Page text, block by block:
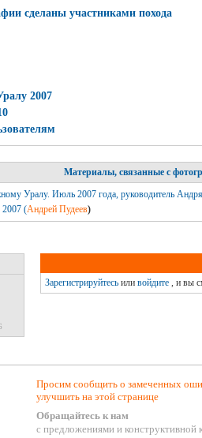
сделаны участниками похода
2007
Материалы, связанные с
Уралу. Июль 2007 года, руководитель
(Андрей Пудеев)
Зарегистрируйтесьили войдите, и вы
Просим сообщить о замеченных
улучшить на этой странице
Обращайтесь к нам
с предложениями и конструктивной